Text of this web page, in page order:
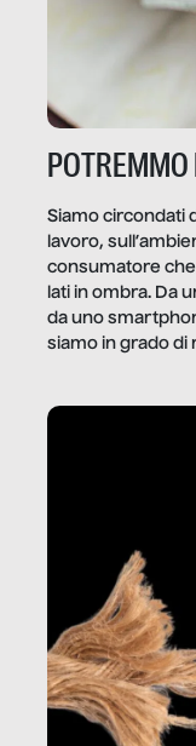
POTREMMO
Siamo circondati
lavoro,
consumatore che
lati in ombra. Da
da uno
siamo in grado di
dietro gli oggetti e